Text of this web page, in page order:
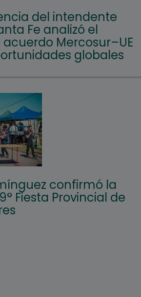
del intendente
Fe analizó el
Mercosur–UE
globales
confirmó la
Fiesta Provincial de